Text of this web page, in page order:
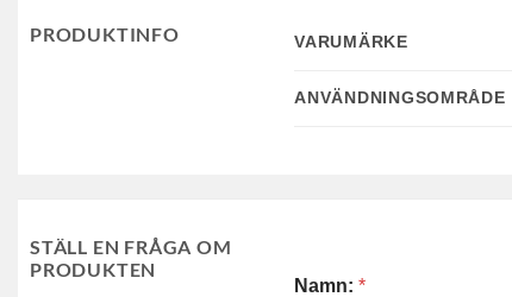
PRODUKTINFO VARUMÄRKE
ANVÄNDNINGSOMRÅDE
STÄLL EN FRÅGA OM
PRODUKTEN
Namn:*